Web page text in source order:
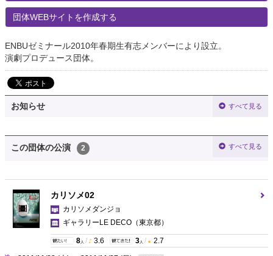
団体WEBサイトを作成する
ENBUゼミナール2010年春期生有志メンバーにより設立。
演劇プロデュース団体。
お知らせ すべて見る
この団体の公演 2 すべて見る
カリソメ02
カリソメダンジョ
ギャラリーLE DECO （東京都）
8 人 / 3.6 3 人 / 2.7